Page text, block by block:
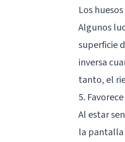
Los
Algunos
superficie
inversa
tanto, el
5.
Al estar
la pantalla